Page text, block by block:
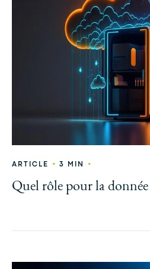
ARTICLE • 3 MIN •
Quel rôle pour la